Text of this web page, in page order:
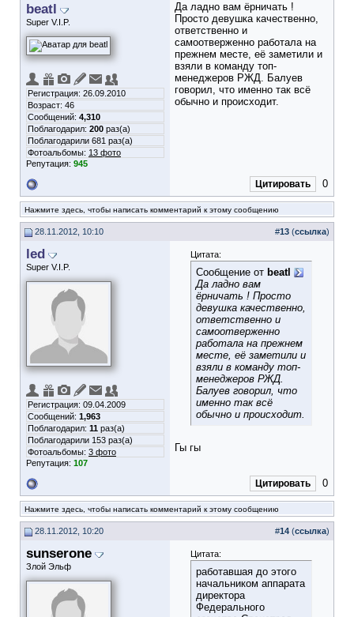
beatl
Super V.I.P.
Регистрация: 26.09.2010
Возраст: 46
Сообщений: 4,310
Поблагодарил: 200 раз(а)
Поблагодарили 681 раз(а)
Фотоальбомы: 13 фото
Репутация: 945
Да ладно вам ёрничать !
Просто девушка качественно,
ответственно и
самоотверженно работала на
прежнем месте, её заметили и
взяли в команду топ-
менеджеров РЖД. Балуев
говорил, что именно так всё
обычно и происходит.
Цитировать 0
Нажмите здесь, чтобы написать комментарий к этому сообщению
28.11.2012, 10:10 #13 (ссылка)
led
Super V.I.P.
Регистрация: 09.04.2009
Сообщений: 1,963
Поблагодарил: 11 раз(а)
Поблагодарили 153 раз(а)
Фотоальбомы: 3 фото
Репутация: 107
Цитата:
Сообщение от beatl
Да ладно вам
ёрничать ! Просто
девушка качественно,
ответственно и
самоотверженно
работала на прежнем
месте, её заметили и
взяли в команду топ-
менеджеров РЖД.
Балуев говорил, что
именно так всё
обычно и происходит.
Гы гы
Цитировать 0
Нажмите здесь, чтобы написать комментарий к этому сообщению
28.11.2012, 10:20 #14 (ссылка)
sunserone
Злой Эльф
Цитата:
работавшая до этого
начальником аппарата
директора
Федерального